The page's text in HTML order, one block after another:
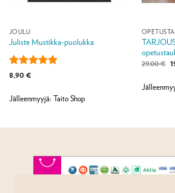
JOULU
Juliste Mustikka-puolukka
Arvostelu
/ 5
8,90 €
Jälleenmyyjä: Taito Shop
29,00€